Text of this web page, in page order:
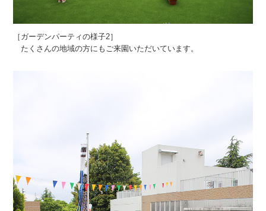
［ガーデンパーティの様子2］
たくさんの地域の方にもご来園いただいています。